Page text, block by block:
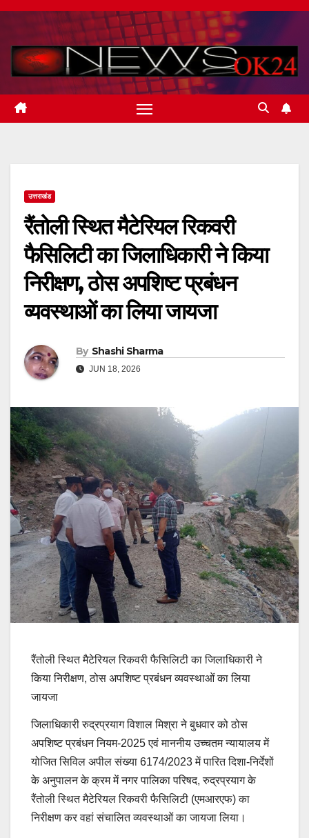
Skip
content
उत्तराखंड
रैंतोली स्थित मैटेरियल रिकवरी
फैसिलिटी का जिलाधिकारी ने किया
निरीक्षण, ठोस अपशिष्ट प्रबंधन
व्यवस्थाओं का लिया जायजा
By Shashi Sharma
JUN 18, 2026
रैंतोली स्थित मैटेरियल रिकवरी फैसिलिटी का जिलाधिकारी ने
किया निरीक्षण, ठोस अपशिष्ट प्रबंधन व्यवस्थाओं का लिया
जायजा
जिलाधिकारी रुद्रप्रयाग विशाल मिश्रा ने बुधवार को ठोस
अपशिष्ट प्रबंधन नियम-2025 एवं माननीय उच्चतम न्यायालय में
योजित सिविल अपील संख्या 6174/2023 में पारित दिशा-निर्देशों
के अनुपालन के क्रम में नगर पालिका परिषद, रुद्रप्रयाग के
रैंतोली स्थित मैटेरियल रिकवरी फैसिलिटी (एमआरएफ) का
निरीक्षण कर वहां संचालित व्यवस्थाओं का जायजा लिया।